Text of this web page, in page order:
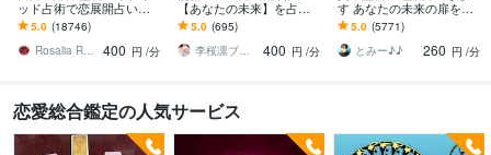
ッド占術で恋展開占いま
す 恋の現状・進展❤️お相
手の本心に迫ります
5.0 (18746)
Rosalia Rubino
400 円 /分
【あなたの未来】を占い
ます 未来を早く知りたい
☆中国秘術！運上げ祈祷
♡
5.0 (695)
李桜凛プロ祈祷師・霊視占い＠霊感タロット
400 円 /分
す あなたの未来の扉を開
けます(^^)
5.0 (5771)
とみー♪♪
260 円 /分
恋愛総合鑑定の人気サービス